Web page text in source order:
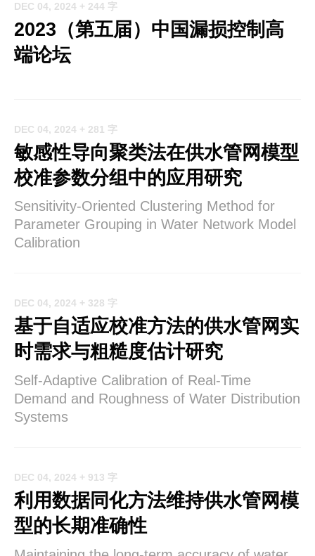
DEC 04, 2024 + 244 字
2023（第五届）中国漏损控制高
端论坛
DEC 04, 2024 + 281 字
敏感性导向聚类法在供水管网模型
校准参数分组中的应用研究
Sensitivity-Oriented Clustering Method for
Parameter Grouping in Water Network Model
Calibration
DEC 04, 2024 + 328 字
基于自适应校准方法的供水管网实
时需求与粗糙度估计研究
Self-Adaptive Calibration of Real-Time
Demand and Roughness of Water Distribution
Systems
DEC 04, 2024 + 913 字
利用数据同化方法维持供水管网模
型的长期准确性